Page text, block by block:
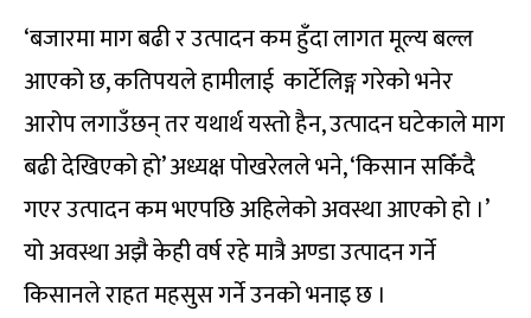
‘बजारमा माग बढी र उत्पादन कम हुँदा लागत मूल्य बल्ल
आएको छ, कतिपयले हामीलाई कार्टेलिङ्ग गरेको भनेर
आरोप लगाउँछन् तर यथार्थ यस्तो हैन, उत्पादन घटेकाले माग
बढी देखिएको हो’ अध्यक्ष पोखरेलले भने, ‘किसान सकिँदै
गएर उत्पादन कम भएपछि अहिलेको अवस्था आएको हो ।’
यो अवस्था अझै केही वर्ष रहे मात्रै अण्डा उत्पादन गर्ने
किसानले राहत महसुस गर्ने उनको भनाइ छ ।